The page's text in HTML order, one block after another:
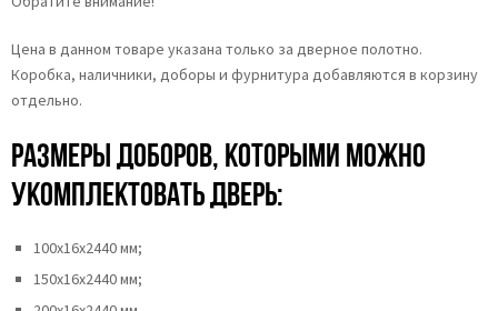
Цена в данном товаре указана только за дверное полотно.
Коробка, наличники, доборы и фурнитура добавляются в корзину
отдельно.
Размеры доборов, которыми можно
укомплектовать дверь:
100х16х2440 мм;
150х16х2440 мм;